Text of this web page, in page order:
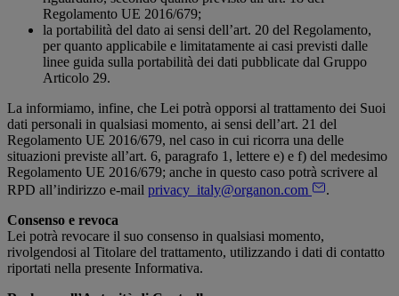
Regolamento UE 2016/679;
la portabilità del dato ai sensi dell’art. 20 del Regolamento,
per quanto applicabile e limitatamente ai casi previsti dalle
linee guida sulla portabilità dei dati pubblicate dal Gruppo
Articolo 29.
La informiamo, infine, che Lei potrà opporsi al trattamento dei Suoi
dati personali in qualsiasi momento, ai sensi dell’art. 21 del
Regolamento UE 2016/679, nel caso in cui ricorra una delle
situazioni previste all’art. 6, paragrafo 1, lettere e) e f) del medesimo
Regolamento UE 2016/679; anche in questo caso potrà scrivere al
RPD all’indirizzo e-mail privacy_italy@organon.com
.
Consenso e revoca
Lei potrà revocare il suo consenso in qualsiasi momento,
rivolgendosi al Titolare del trattamento, utilizzando i dati di contatto
riportati nella presente Informativa.